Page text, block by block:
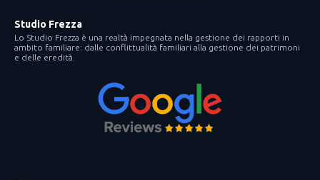
Studio Frezza
Lo Studio Frezza è una realtà impegnata nella gestione dei rapporti in
ambito familiare: dalle conflittualità familiari alla gestione dei patrimoni
e delle eredità.